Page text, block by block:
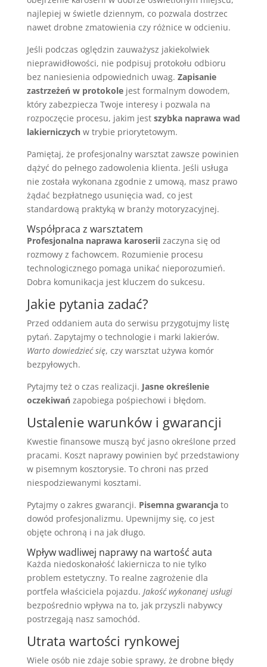
najlepiej w świetle dziennym, co pozwala dostrzec
nawet drobne zmatowienia czy różnice w odcieniu.
Jeśli podczas oględzin zauważysz jakiekolwiek
nieprawidłowości, nie podpisuj protokołu odbioru
bez naniesienia odpowiednich uwag. Zapisanie
zastrzeżeń w protokolejest formalnym dowodem,
który zabezpiecza Twoje interesy i pozwala na
rozpoczęcie procesu, jakim jest szybka naprawa wad
lakierniczychw trybie priorytetowym.
Pamiętaj, że profesjonalny warsztat zawsze powinien
dążyć do pełnego zadowolenia klienta. Jeśli usługa
nie została wykonana zgodnie z umową, masz prawo
żądać bezpłatnego usunięcia wad, co jest
standardową praktyką w branży motoryzacyjnej.
Współpraca z warsztatem
Profesjonalna naprawa karoseriizaczyna się od
rozmowy z fachowcem. Rozumienie procesu
technologicznego pomaga unikać nieporozumień.
Dobra komunikacja jest kluczem do sukcesu.
Jakie pytania zadać?
Przed oddaniem auta do serwisu przygotujmy listę
pytań. Zapytajmy o technologie i marki lakierów.
Warto dowiedzieć się, czy warsztat używa komór
bezpyłowych.
Pytajmy też o czas realizacji. Jasne określenie
oczekiwańzapobiega pośpiechowi i błędom.
Ustalenie warunków i gwarancji
Kwestie finansowe muszą być jasno określone przed
pracami. Koszt naprawy powinien być przedstawiony
w pisemnym kosztorysie. To chroni nas przed
niespodziewanymi kosztami.
Pytajmy o zakres gwarancji. Pisemna gwarancjato
dowód profesjonalizmu. Upewnijmy się, co jest
objęte ochroną i na jak długo.
Wpływ wadliwej naprawy na wartość auta
Każda niedoskonałość lakiernicza to nie tylko
problem estetyczny. To realne zagrożenie dla
portfela właściciela pojazdu. Jakość wykonanej usługi
bezpośrednio wpływa na to, jak przyszli nabywcy
postrzegają nasz samochód.
Utrata wartości rynkowej
Wiele osób nie zdaje sobie sprawy, że drobne błędy